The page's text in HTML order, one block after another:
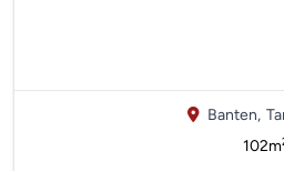
Banten,
102m